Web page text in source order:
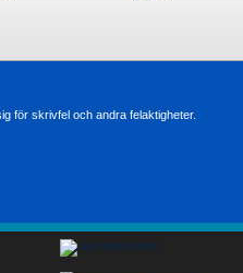
för skrivfel och andra felaktigheter.
Hem